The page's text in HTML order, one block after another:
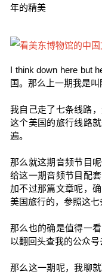
年的精美
I think down here but
国。那么上一期我是
我自己走了七条线路
这个美国的旅行线路
遍。
那么就这期音频节目
给这一期音频节目配
加不过那篇文章呢，
美国旅行的，参照这七
那么也的确是值得一
以翻回头查我的公众号
那么这一期呢，我聊